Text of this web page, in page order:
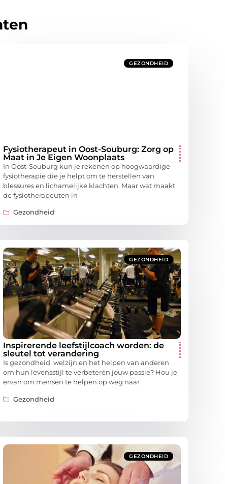
GEZONDHEID
Fysiotherapeut in Oost-Souburg: Zorg op
Maat in Je Eigen Woonplaats
In Oost-Souburg kun je rekenen op hoogwaardige
fysiotherapie die je helpt om te herstellen van
blessures en lichamelijke klachten. Maar wat maakt
de fysiotherapeuten in
Gezondheid
GEZONDHEID
Inspirerende leefstijlcoach worden: de
sleutel tot verandering
Is gezondheid, welzijn en het helpen van anderen
om hun levensstijl te verbeteren jouw passie? Hou je
ervan om mensen te helpen op weg naar
Gezondheid
GEZONDHEID